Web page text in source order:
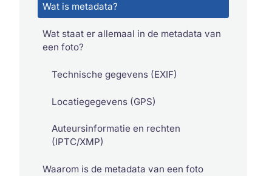
Wat is metadata?
Wat staat er allemaal in de metadata van
een foto?
Technische gegevens (EXIF)
Locatiegegevens (GPS)
Auteursinformatie en rechten
(IPTC/XMP)
Waarom is de metadata van een foto